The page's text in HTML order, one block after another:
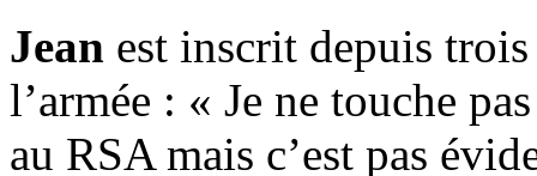
Jean est inscrit depuis
l’armée : « Je ne touche
au RSA mais c’est pas